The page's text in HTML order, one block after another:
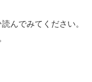
んでみてください。